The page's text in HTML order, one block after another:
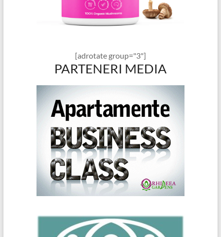
[adrotate group="3"]
PARTENERI MEDIA